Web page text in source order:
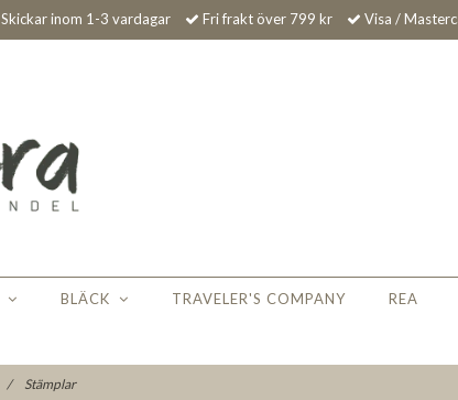
Skickar inom 1-3 vardagar Fri frakt över 799 kr Visa /
BLÄCK TRAVELER'S COMPANY REA
/ Stämplar